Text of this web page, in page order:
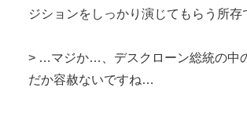
ジションをしっかり演じてもらう所存
> …マジか…、デスクローン総統の中
だか容赦ないですね…